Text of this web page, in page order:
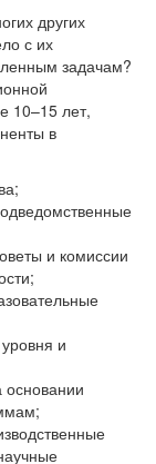
других
с их
задачам?
10–15 лет,
в
и комиссии
и
основании